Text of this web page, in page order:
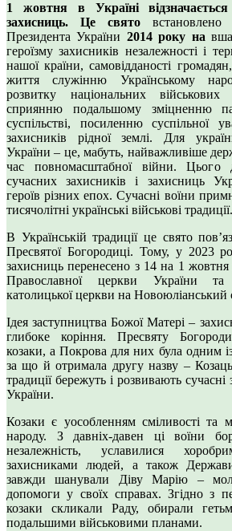
1 жовтня в Україні
захисниць. Це свято встановлено
Президента України 2014 року на
героїзму захисників незалежності і
нашої країни, самовідданості
життя служінню Українському
розвитку національних
сприянню подальшому зміцненню
суспільстві, посиленню суспільної
захисників рідної землі. Для
України – це, мабуть, найважливіше
час повномасштабної війни.
сучасних захисників і захисниць
героїв різних епох. Сучасні воїни
тисячолітні українські військові традиції.
В Українській традиції це свято
Пресвятої Богородиці. Тому, у 2023
захисниць перенесено з 14 на 1 жовтня
Православної церкви України та
католицької церкви на Новоюліанський
Ідея заступництва Божої Матері –
глибоке коріння. Пресвяту
козаки, а Покрова для них була одним
за що й отримала другу назву –
традиції бережуть і розвивають сучасні
України.
Козаки є уособленням сміливості та
народу. З давніх-давен ці воїни
незалежність, уславилися
захисниками людей, а також
завжди шанували Діву Марію –
допомоги у своїх справах. Згідно з
козаки скликали Раду, обирали
подальшими військовими планами.